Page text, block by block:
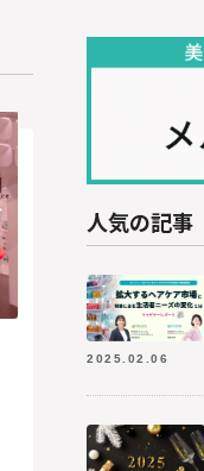
人気の記事
2025.02.06